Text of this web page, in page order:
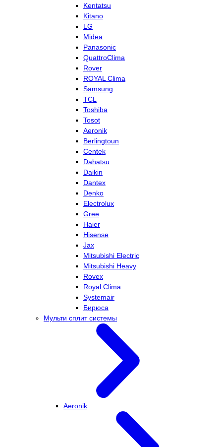
Kentatsu
Kitano
LG
Midea
Panasonic
QuattroClima
Rover
ROYAL Clima
Samsung
TCL
Toshiba
Tosot
Aeronik
Berlingtoun
Centek
Dahatsu
Daikin
Dantex
Denko
Electrolux
Gree
Haier
Hisense
Jax
Mitsubishi Electric
Mitsubishi Heavy
Rovex
Royal Clima
Systemair
Бирюса
Мульти сплит системы
Aeronik